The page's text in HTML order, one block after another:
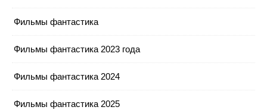
Фильмы фантастика
Фильмы фантастика 2023 года
Фильмы фантастика 2024
Фильмы фантастика 2025